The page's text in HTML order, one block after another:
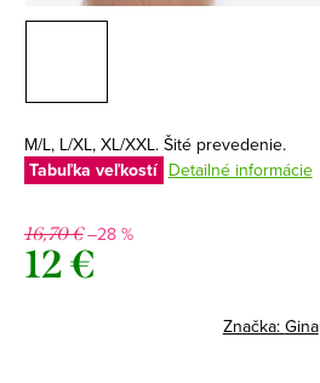
M/L, L/XL, XL/XXL. Šité prevedenie.
Tabuľka veľkostí Detailné informácie
16,70 €–28 %
12 €
Značka: Gina